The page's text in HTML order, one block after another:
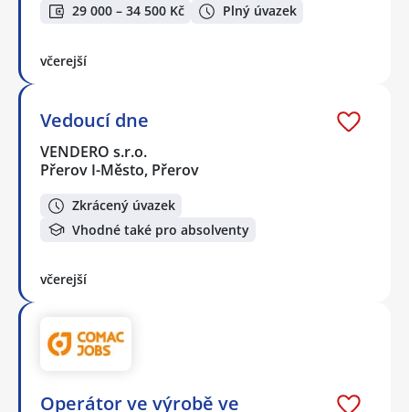
29 000 – 34 500 Kč Plný úvazek
včerejší
Vedoucí dne
VENDERO s.r.o.
Přerov I-Město, Přerov
Zkrácený úvazek
Vhodné také pro absolventy
včerejší
Operátor ve výrobě ve